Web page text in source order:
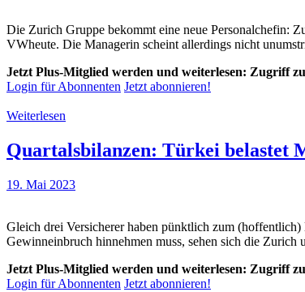
Die Zurich Gruppe bekommt eine neue Personalchefin:
VWheute. Die Managerin scheint allerdings nicht
Jetzt Plus-Mitglied werden und weiterlesen: Zugriff
Login für Abonnenten Jetzt abonnieren!
Weiterlesen
Quartalsbilanzen: Türkei belastet
19. Mai 2023
Gleich drei Versicherer haben pünktlich zum
Gewinneinbruch hinnehmen muss, sehen sich die
Jetzt Plus-Mitglied werden und weiterlesen: Zugriff
Login für Abonnenten Jetzt abonnieren!